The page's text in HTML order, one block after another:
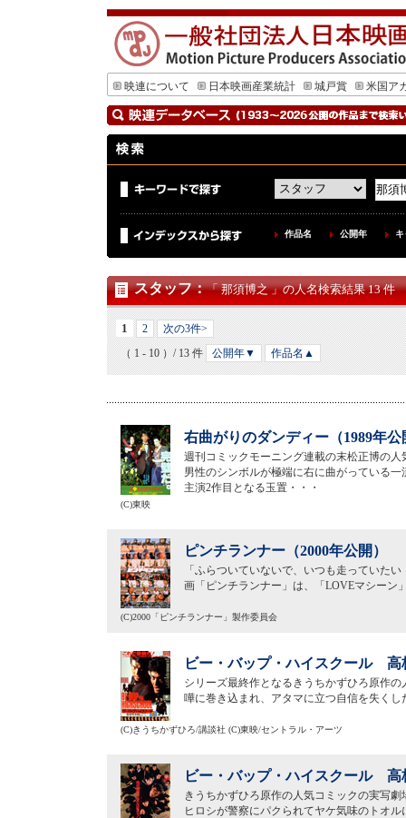
映連について 日本映画産業統計 城戸賞 米国ア
作品名 公開年
スタッフ：「 那須博之 」の人名検索結果 13 件
1 2
次の3件>
（ 1 - 10 ）/ 13 件
公開年▼ 作品名▲
右曲がりのダンディー（1989年公
週刊コミックモーニング連載の末松正博の
男性のシンボルが極端に右に曲がっている
主演2作目となる玉置・・・
(C)東映
ピンチランナー（2000年公開）
「ふらついていないで、いつも走っていた
画「ピンチランナー」は、「LOVEマシーン
(C)2000「ピンチランナー」製作委員会
ビー・バップ・ハイスクール 高
シリーズ最終作となるきうちかずひろ原作
嘩に巻き込まれ、アタマに立つ自信を失く
(C)きうちかずひろ/講談社 (C)東映/セントラル・アーツ
ビー・バップ・ハイスクール 高
きうちかずひろ原作の人気コミックの実写劇
ヒロシが警察にパクられてヤケ気味のトオ